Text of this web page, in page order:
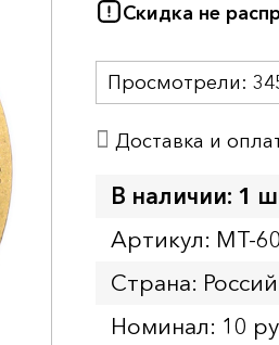
Скидка не
Просмотрели:
Доставка и
В наличии: 1
Артикул: MT-
Страна:
Номинал: 10